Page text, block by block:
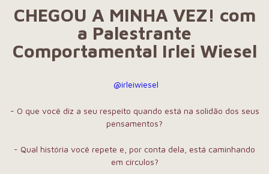
CHEGOU A MINHA VEZ! com
a Palestrante
Comportamental Irlei Wiesel
@irleiwiesel
- O que você diz a seu respeito quando está na solidão dos seus
pensamentos?
- Qual história você repete e, por conta dela, está caminhando
em círculos?